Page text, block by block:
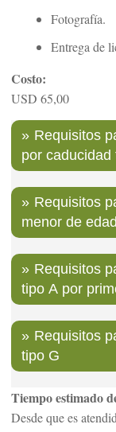
Fotografía.
Entrega de
Costo:
USD 65,00
Requisitos
por caducidad
Requisitos
menor de edad
Requisitos
tipo A por
Requisitos
tipo G
Tiempo estimado
Desde que es